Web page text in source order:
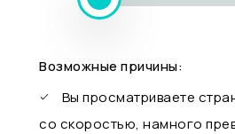
Возможные причины:
Вы просматриваете
со скоростью, намного